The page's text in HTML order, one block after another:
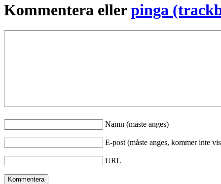
Kommentera ellerpinga
Namn (måste anges)
E-post (måste anges, kommer inte
URL